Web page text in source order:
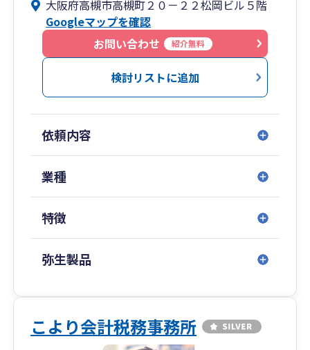
顧客の秘密は厳守します（重要書類や個人情報記
載文書は溶解やシュレッダーによる裁断処理をし
初回面談無料
市販の会計ソフト(弥生会計）等による事務処理を
インボイス制度に対応しています
電子帳簿導入相談に応じます
公認会計士・税理士 小山 登
所属税理士 小山 正之
大阪府高槻市高槻町２０－２２松岡ビル５階
Googleマップを確認
お問い合わせ
紹介無料
検討リストに追加
依頼内容
業種
特徴
弥生製品
こより会計税務事務所